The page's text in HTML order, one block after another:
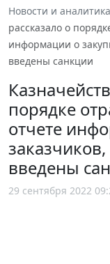
Новости и аналитика
рассказало о
информации о
введены санкции
порядке
отчете
введены
29 сентября 2022